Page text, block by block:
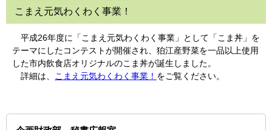
こまえ元気わくわく事業！
平成26年度に「こまえ元気わくわく事業」として「こま丼」を
テーマにしたコンテストが開催され、狛江産野菜を一品以上使用
した市内飲食店オリジナルのこま丼が誕生しました。
詳細は、
こまえ元気わくわく事業！ をご覧ください。